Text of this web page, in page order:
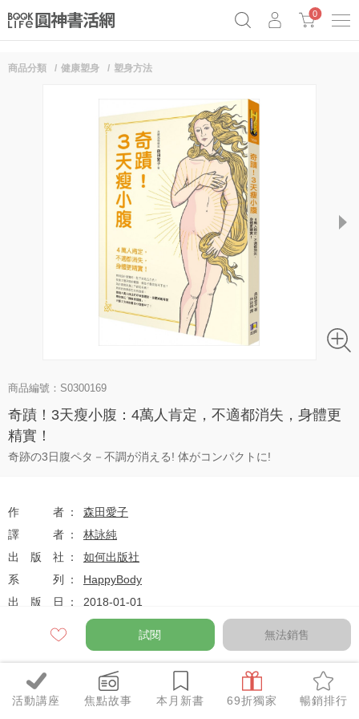
Netflix話題章魚小說！
0
活動講座 焦點故事 本月新書 69折獨家 暢銷排行
商品分類 健康塑身 塑身方法
next
商品編號：S0300169
奇蹟！3天瘦小腹：4萬人肯定，不適都消失，身體更
精實！
奇跡の3日腹ペタ－不調が消える! 体がコンパクトに!
作者
森田愛子
譯者
林詠純
出版社
如何出版社
系列
HappyBody
出版日
2018-01-01
定價 $270
優惠價 66折$178元
試閱 無法銷售